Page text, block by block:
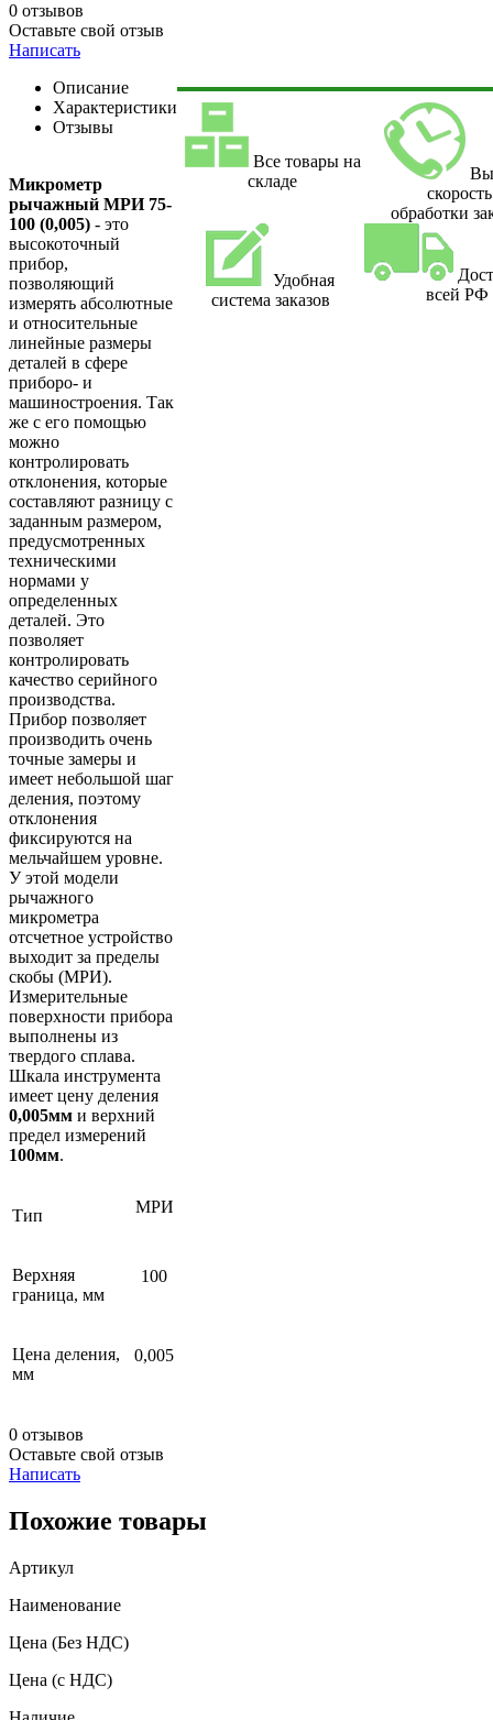
0 отзывов
Оставьте свой отзыв
Написать
Описание
Характеристики
Отзывы
Микрометр
рычажный МРИ 75-
100 (0,005) - это
высокоточный
прибор,
позволяющий
измерять абсолютные
и относительные
линейные размеры
деталей в сфере
приборо- и
машиностроения. Так
же с его помощью
можно
контролировать
отклонения, которые
составляют разницу с
заданным размером,
предусмотренных
техническими
нормами у
определенных
деталей. Это
позволяет
контролировать
качество серийного
производства.
Прибор позволяет
производить очень
точные замеры и
имеет небольшой шаг
деления, поэтому
отклонения
фиксируются на
мельчайшем уровне.
У этой модели
рычажного
микрометра
отсчетное устройство
выходит за пределы
скобы (МРИ).
Измерительные
поверхности прибора
выполнены из
твердого сплава.
Шкала инструмента
имеет цену деления
0,005мм и верхний
предел измерений
100мм.
Тип МРИ
Верхняя
граница, мм
100
Цена деления,
мм
0,005
0 отзывов
Оставьте свой отзыв
Написать
Все товары на
складе
скорость
обработки
Удобная
система заказов
всей РФ
Похожие товары
Артикул
Наименование
Цена (Без НДС)
Цена (с НДС)